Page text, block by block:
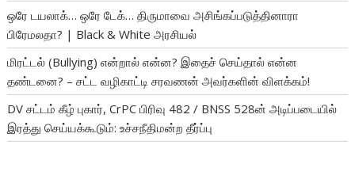
ஒரே டயலாக்… ஒரே டேக்… திருமாவை அசிங்கப்படுத்தினாரா
பிரேமலதா? | Black & White அரசியல்
மிரட்டல் (Bullying) என்றால் என்ன? இதைச் செய்தால் என்ன
தண்டனை? – சட்ட வழிகாட்டி சரவணன் அவர்களின் விளக்கம்!
DV சட்டம் கீழ் புகார், CrPC பிரிவு 482 / BNSS 528ன் அடிப்படையில்
இரத்து செய்யக்கூடும்: உச்சநீதிமன்ற தீர்ப்பு